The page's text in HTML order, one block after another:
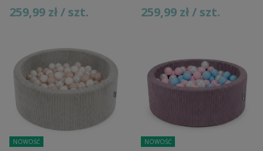
259,99 zł / szt. 259,99 zł / szt.
NOWOŚĆ NOWOŚĆ